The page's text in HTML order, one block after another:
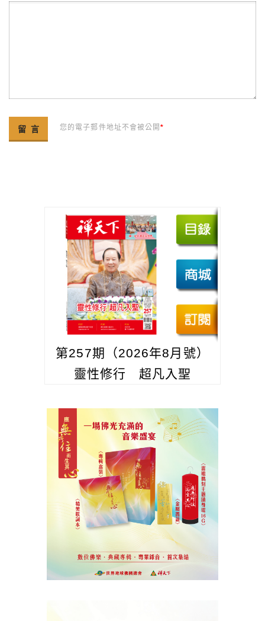
您的電子郵件地址不會被公開*
第257期（2026年8月號）
靈性修行 超凡入聖